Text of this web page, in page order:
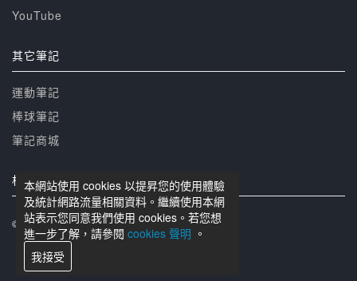
本網站使用 cookies 以提昇您的使用體驗
及統計網路流量相關資料。繼續使用本網
站表示您同意我們使用 cookies。若您想
進一步了解，請參閱 cookies 聲明 。
我接受
YouTube
其它筆記
運動筆記
棒球筆記
筆記商城
相關網站
© 籃球筆記 版權所有